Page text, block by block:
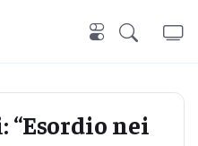
“Esordio nei